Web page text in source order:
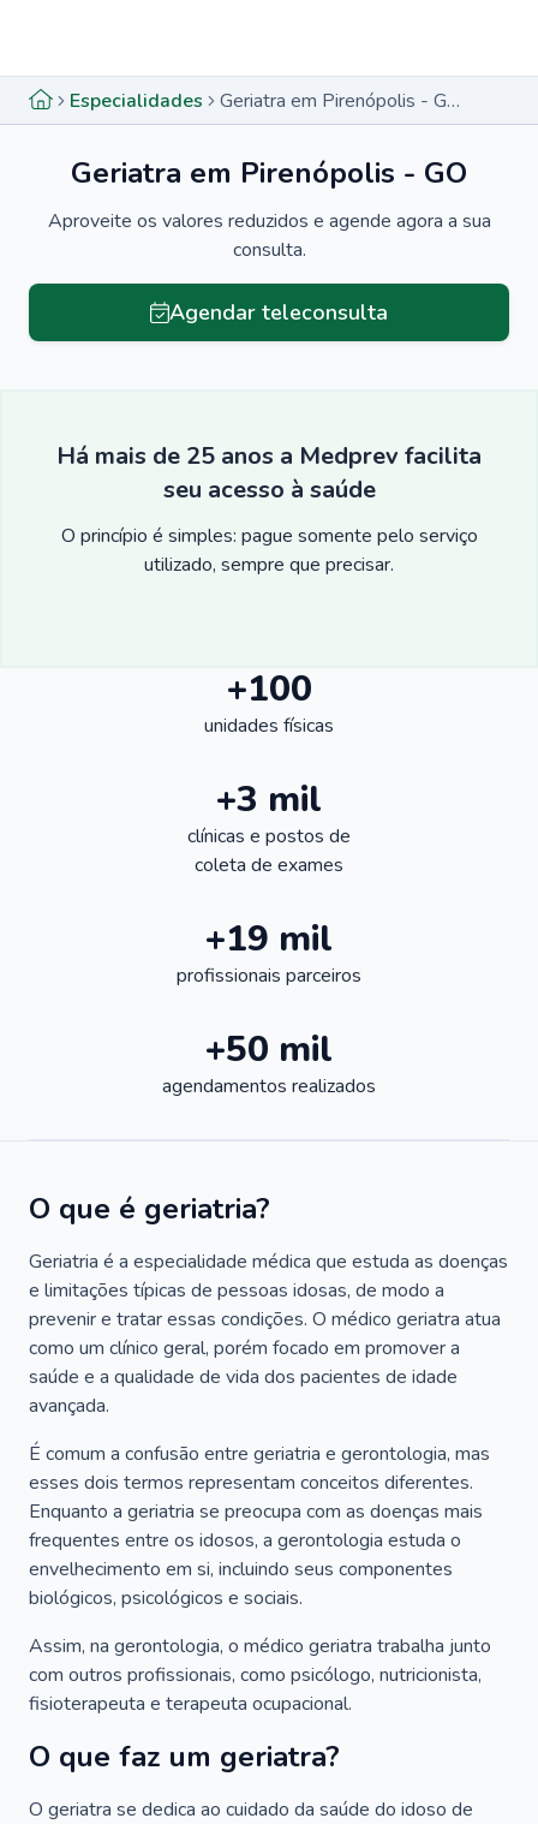
Especialidades Geriatra em Pirenópolis - GO
Geriatra em Pirenópolis - GO
Aproveite os valores reduzidos e agende agora a sua
consulta.
Agendar teleconsulta
Há mais de 25 anos a Medprev facilita
seu acesso à saúde
O princípio é simples: pague somente pelo serviço
utilizado, sempre que precisar.
+100
unidades físicas
+3 mil
clínicas e postos de
coleta de exames
+19 mil
profissionais parceiros
+50 mil
agendamentos realizados
O que é geriatria?
Geriatria é a especialidade médica que estuda as doenças
e limitações típicas de pessoas idosas, de modo a
prevenir e tratar essas condições. O médico geriatra atua
como um clínico geral, porém focado em promover a
saúde e a qualidade de vida dos pacientes de idade
avançada.
É comum a confusão entre geriatria e gerontologia, mas
esses dois termos representam conceitos diferentes.
Enquanto a geriatria se preocupa com as doenças mais
frequentes entre os idosos, a gerontologia estuda o
envelhecimento em si, incluindo seus componentes
biológicos, psicológicos e sociais.
Assim, na gerontologia, o médico geriatra trabalha junto
com outros profissionais, como psicólogo, nutricionista,
fisioterapeuta e terapeuta ocupacional.
O que faz um geriatra?
O geriatra se dedica ao cuidado da saúde do idoso de